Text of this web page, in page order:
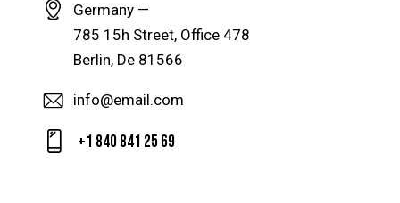
Germany —
785 15h Street, Office 478
Berlin, De 81566
info@email.com
+1 840 841 25 69